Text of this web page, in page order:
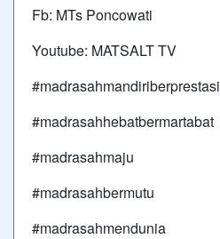
Fb: MTs Poncowati
Youtube: MATSALT TV
#madrasahmandiriberprestasi
#madrasahhebatbermartabat
#madrasahmaju
#madrasahbermutu
#madrasahmendunia